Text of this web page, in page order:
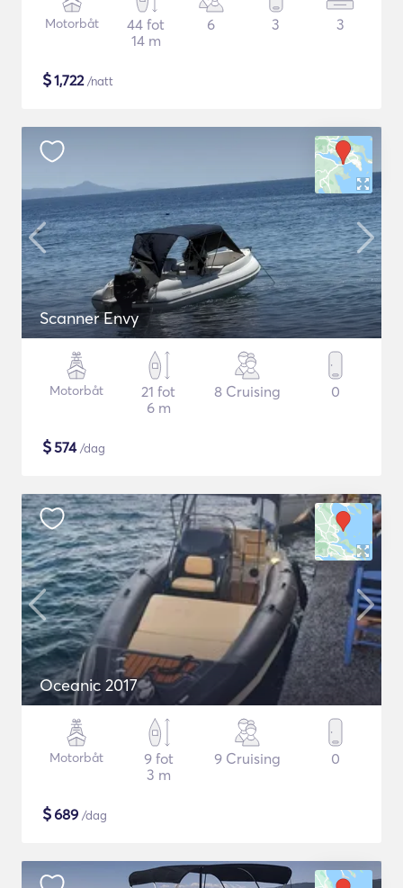
Motorbåt
44 fot
14 m
6 3 3
$1,722/natt
Scanner Envy
Motorbåt
21 fot
6 m
8 Cruising 0
$574/dag
Oceanic 2017
Motorbåt
9 fot
3 m
9 Cruising 0
$689 /dag